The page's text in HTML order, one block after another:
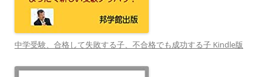
中学受験、合格して失敗する子、不合格でも成功する子 Kindle版